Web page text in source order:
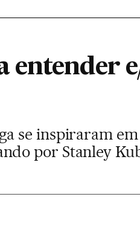
entender
se inspiraram
por Stanley